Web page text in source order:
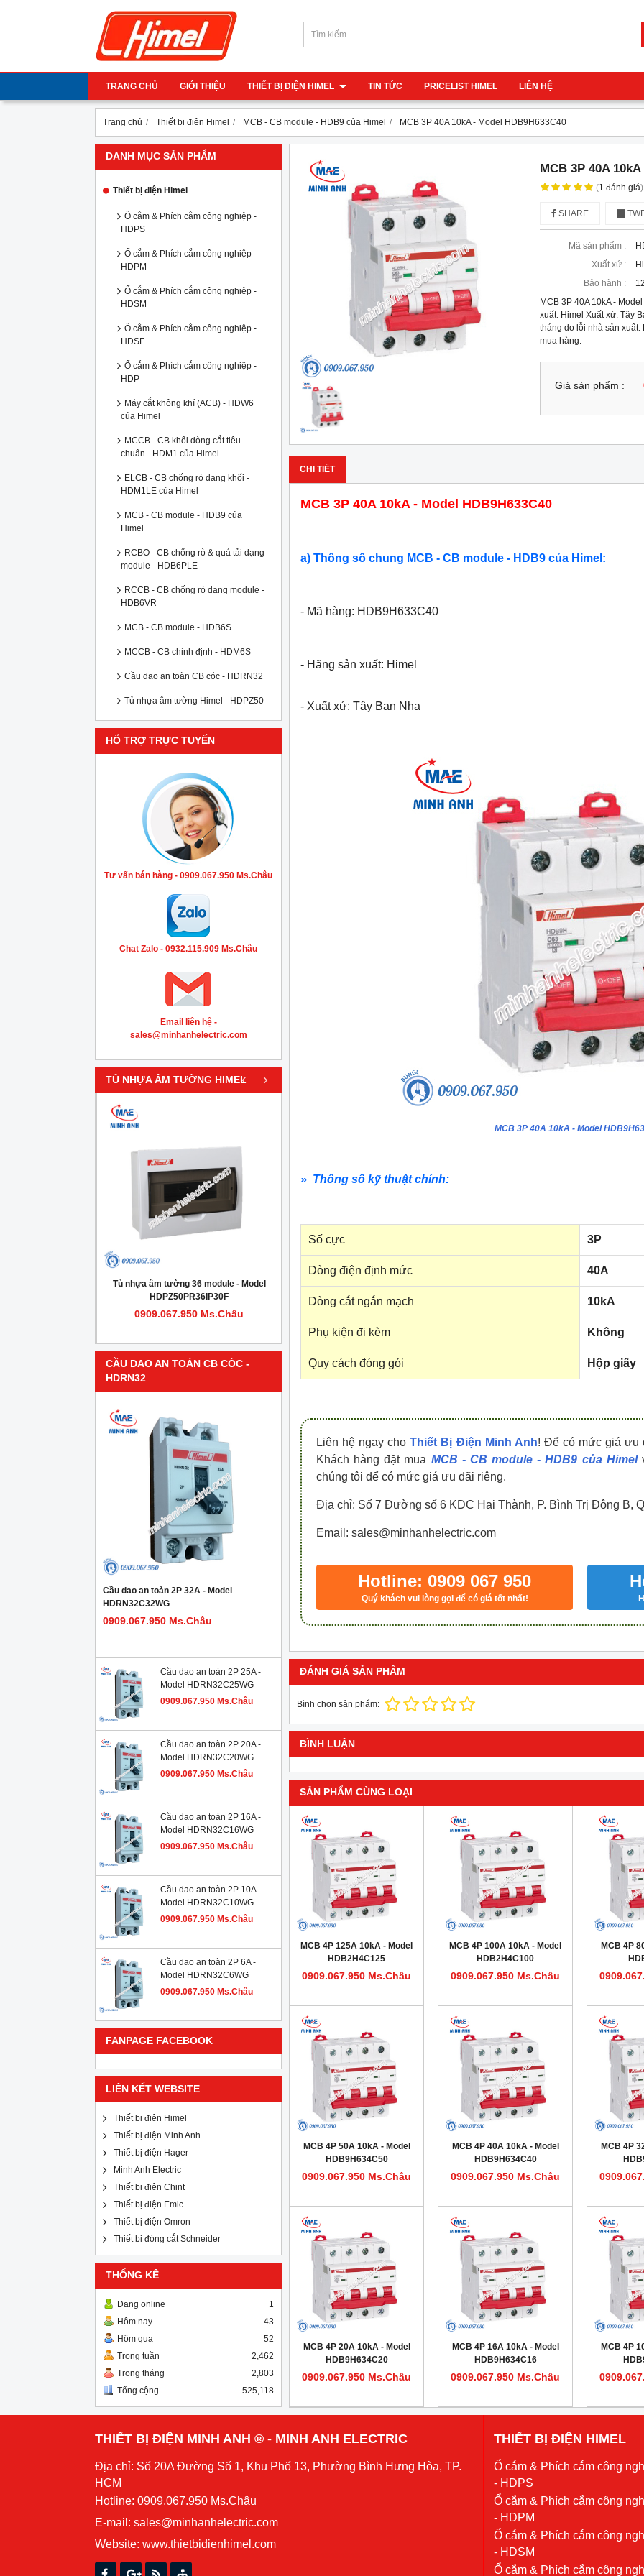
TRANG CHỦ GIỚI THIỆU THIẾT BỊ ĐIỆN HIMEL TIN TỨC PRICELIST HIMEL LIÊN HỆ
Trang chủ Thiết bị điện Himel MCB - CB module - HDB9 của Himel MCB 3P 40A 10kA - Model HDB9H633C40
DANH MỤC SẢN PHẨM
Thiết bị điện Himel
Ổ cắm & Phích cắm công nghiệp -
HDPS
Ổ cắm & Phích cắm công nghiệp -
HDPM
Ổ cắm & Phích cắm công nghiệp -
HDSM
Ổ cắm & Phích cắm công nghiệp -
HDSF
Ổ cắm & Phích cắm công nghiệp -
HDP
Máy cắt không khí (ACB) - HDW6
của Himel
MCCB - CB khối dòng cắt tiêu
chuẩn - HDM1 của Himel
ELCB - CB chống rò dạng khối -
HDM1LE của Himel
MCB - CB module - HDB9 của
Himel
RCBO - CB chống rò & quá tải dạng
module - HDB6PLE
RCCB - CB chống rò dạng module -
HDB6VR
MCB - CB module - HDB6S
MCCB - CB chỉnh định - HDM6S
Cầu dao an toàn CB cóc - HDRN32
Tủ nhựa âm tường Himel - HDPZ50
HỔ TRỢ TRỰC TUYẾN
Tư vấn bán hàng - 0909.067.950 Ms.Châu
Chat Zalo - 0932.115.909 Ms.Châu
Email liên hệ -
sales@minhanhelectric.com
TỦ NHỰA ÂM TƯỜNG HIMEL
Tủ nhựa âm tường 36 module - Model
HDPZ50PR36IP30F
0909.067.950 Ms.Châu
Tủ nhựa âm tường 24 module - Model
HDPZ50PR24IP30F
0909.067.950 Ms.Châu
Tủ nhựa âm tường 18 module - Model
HDPZ50PR18IP30F
0909.067.950 Ms.Châu
‹ ›
CẦU DAO AN TOÀN CB CÓC -
HDRN32
Cầu dao an toàn 2P 32A - Model
HDRN32C32WG
0909.067.950 Ms.Châu
Cầu dao an toàn 2P 25A -
Model HDRN32C25WG
0909.067.950 Ms.Châu
Cầu dao an toàn 2P 20A -
Model HDRN32C20WG
0909.067.950 Ms.Châu
Cầu dao an toàn 2P 16A -
Model HDRN32C16WG
0909.067.950 Ms.Châu
Cầu dao an toàn 2P 10A -
Model HDRN32C10WG
0909.067.950 Ms.Châu
Cầu dao an toàn 2P 6A -
Model HDRN32C6WG
0909.067.950 Ms.Châu
FANPAGE FACEBOOK
LIÊN KẾT WEBSITE
Thiết bị điện Himel
Thiết bị điện Minh Anh
Thiết bị điện Hager
Minh Anh Electric
Thiết bị điện Chint
Thiết bị điện Emic
Thiết bị điện Omron
Thiết bị đóng cắt Schneider
THỐNG KÊ
Đang online
1
Hôm nay
43
Hôm qua
52
Trong tuần
2,462
Trong tháng
2,803
Tổng cộng
525,118
MCB 3P 40A
(1đánh giá)
SHARE
Mã sản phẩm :
Xuất xứ :
Bảo hành :
MCB 3P 40A 10kA -
xuất: Himel Xuất xứ: Tây
tháng do lỗi nhà sản
mua hàng.
Giá sản phẩm :
CHI TIẾT
MCB 3P 40A 10kA - Model HDB9H633C40
a) Thông số chung MCB - CB module - HDB9 của Himel:
- Mã hàng: HDB9H633C40
- Hãng sản xuất: Himel
- Xuất xứ: Tây Ban Nha
MCB 3P 40A 10kA - Model
» Thông số kỹ thuật chính:
Số cực 3P
Dòng điện định mức 40A
Dòng cắt ngắn mạch 10kA
Phụ kiện đi kèm Không
Quy cách đóng gói Hộp giấy
Liên hệ ngay choThiết Bị Điện Minh Anh! Để có mức giá ưu
Khách hàng đặt mua MCB - CB module - HDB9 của Himel
chúng tôi để có mức giá ưu đãi riêng.
Địa chỉ: Số 7 Đường số 6 KDC Hai Thành, P. Bình Trị Đông B,
Email: sales@minhanhelectric.com
Hotline: 0909 067 950
Quý khách vui lòng gọi để có giá tốt nhất!
ĐÁNH GIÁ SẢN PHẨM
Bình chọn sản phẩm:
BÌNH LUẬN
SẢN PHẨM CÙNG LOẠI
MCB 4P 125A 10kA - Model
HDB2H4C125
0909.067.950 Ms.Châu
MCB 4P 100A 10kA - Model
HDB2H4C100
0909.067.950 Ms.Châu
MCB 4P
MCB 4P 50A 10kA - Model
HDB9H634C50
0909.067.950 Ms.Châu
MCB 4P 40A 10kA - Model
HDB9H634C40
0909.067.950 Ms.Châu
MCB 4P
MCB 4P 20A 10kA - Model
HDB9H634C20
0909.067.950 Ms.Châu
MCB 4P 16A 10kA - Model
HDB9H634C16
0909.067.950 Ms.Châu
MCB 4P
THIẾT BỊ ĐIỆN MINH ANH ® - MINH ANH ELECTRIC
Địa chỉ: Số 20A Đường Số 1, Khu Phố 13, Phường Bình Hưng Hòa, TP.
HCM
Hotline: 0909.067.950 Ms.Châu
E-mail: sales@minhanhelectric.com
Website: www.thietbidienhimel.com
THIẾT BỊ ĐIỆN HIMEL
Ổ cắm & Phích cắm công
- HDPS
Ổ cắm & Phích cắm công
- HDPM
Ổ cắm & Phích cắm công
- HDSM
Ổ cắm & Phích cắm công